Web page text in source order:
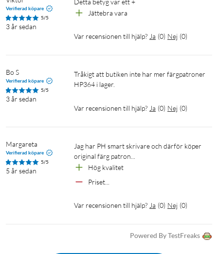
Verifierad köpare
5/5
3 år sedan
Jättebra vara
Var recensionen till hjälp? Ja (0) Nej (0)
Bo S
Verifierad köpare
5/5
3 år sedan
Tråkigt att butiken inte har mer färgpatroner
HP364 i lager.
Var recensionen till hjälp? Ja (0) Nej (0)
Margareta
Verifierad köpare
5/5
5 år sedan
Jag har PH smart skrivare och därför köper
original färg patron...
Hög kvalitet
Priset...
Var recensionen till hjälp? Ja (0) Nej (0)
Powered By TestFreaks